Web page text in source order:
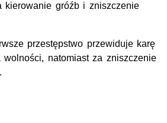
kierowanie gróźb i zniszczenie
przestępstwo przewiduje karę
natomiast za zniszczenie